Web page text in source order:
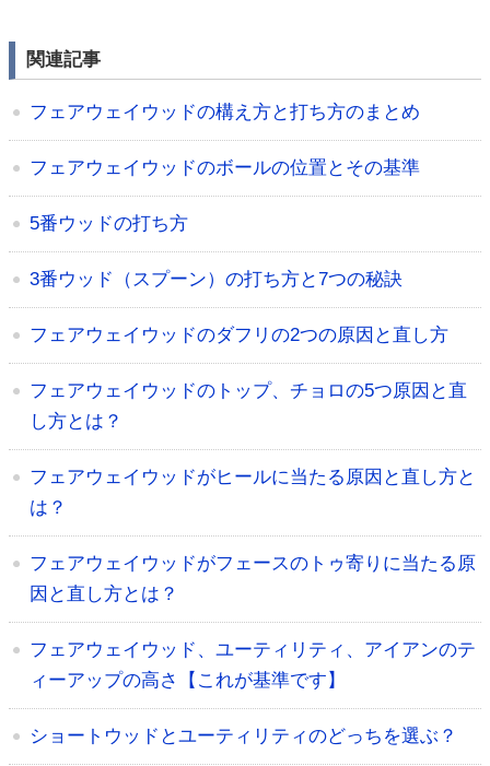
関連記事
フェアウェイウッドの構え方と打ち方のまとめ
フェアウェイウッドのボールの位置とその基準
5番ウッドの打ち方
3番ウッド（スプーン）の打ち方と7つの秘訣
フェアウェイウッドのダフリの2つの原因と直し方
フェアウェイウッドのトップ、チョロの5つ原因と直
し方とは？
フェアウェイウッドがヒールに当たる原因と直し方と
は？
フェアウェイウッドがフェースのトゥ寄りに当たる原
因と直し方とは？
フェアウェイウッド、ユーティリティ、アイアンのテ
ィーアップの高さ【これが基準です】
ショートウッドとユーティリティのどっちを選ぶ？